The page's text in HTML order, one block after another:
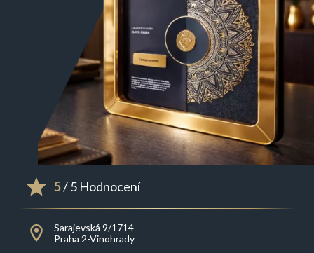
5/ 5 Hodnocení
Sarajevská 9/1714
Praha 2-Vinohrady